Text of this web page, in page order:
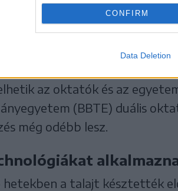
CONFIRM
Data Deletion
hónapja adták át a
a Sapientia EMTE
az oktatók és az
(BBTE) duális
még odébb lesz.
hetekben a talajt késztették